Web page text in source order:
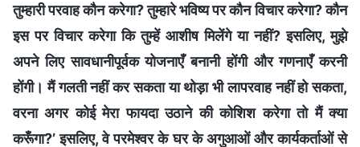
तुम्हारी परवाह कौन करेगा? तुम्हारे भविष्य पर कौन विचार करेगा? कौन
इस पर विचार करेगा कि तुम्हें आशीष मिलेंगे या नहीं? इसलिए, मुझे
अपने लिए सावधानीपूर्वक योजनाएँ बनानी होंगी और गणनाएँ करनी
होंगी। मैं गलती नहीं कर सकता या थोड़ा भी लापरवाह नहीं हो सकता,
वरना अगर कोई मेरा फायदा उठाने की कोशिश करेगा तो मैं क्या
करूँगा?’ इसलिए, वे परमेश्वर के घर के अगुआओं और कार्यकर्ताओं से